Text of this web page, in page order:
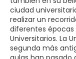
ciudad
realizar un
diferentes épocas
Universitarios. La
segunda más